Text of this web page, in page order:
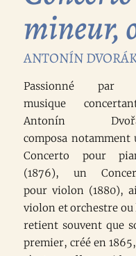
mineur,
ANTONÍN
Passionné par
musique
Antonín
composa notamment
Concerto pour
(1876), un
pour violon (1880),
violon et orchestre
retient souvent que
premier, créé en